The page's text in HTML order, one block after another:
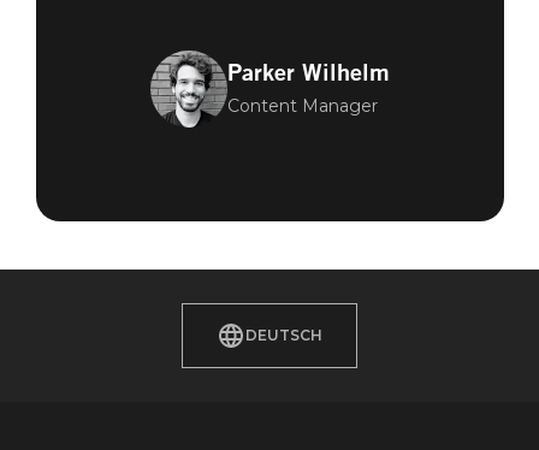
Parker Wilhelm
Content Manager
DEUTSCH